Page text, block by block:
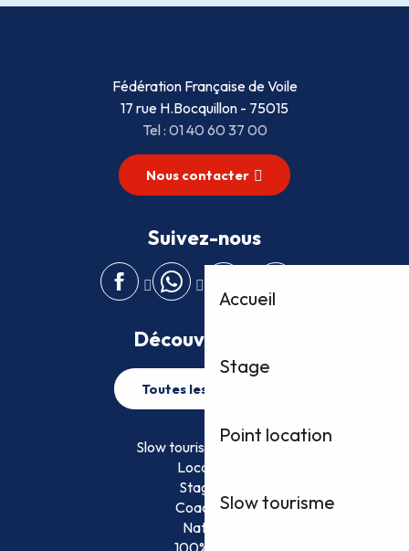
Accueil
Stage
Point location
Slow tourisme
Fédération Française de Voile
17 rue H.Bocquillon - 75015
Tel : 01 40 60 37 00
Nous contacter
Suivez-nous
Découvrez plus
Toutes les activités
Slow tourisme FFVoile
Location
Stage
Coaching
Nature
100% Fun